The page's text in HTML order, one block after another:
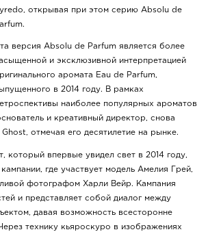
открывая при этом серию Absolu de
версия Absolu de Parfum является более
и эксклюзивной интерпретацией
аромата Eau de Parfum,
в 2014 году. В рамках
наиболее популярных ароматов
и креативный директор, снова
отмечая его десятилетие на рынке.
который впервые увидел свет в 2014 году,
где участвует модель Амелия Грей,
фотографом Харли Вейр. Кампания
и представляет собой диалог между
давая возможность всесторонне
технику кьяроскуро в изображениях